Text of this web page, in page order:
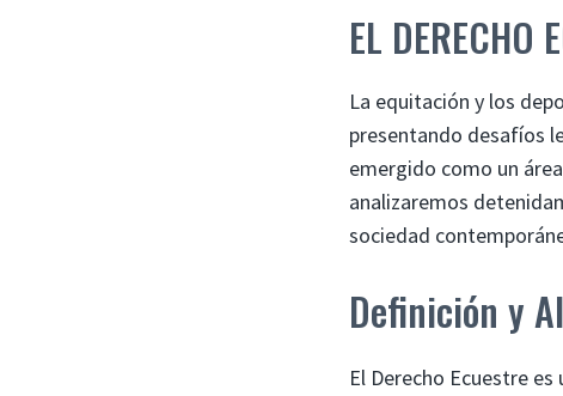
EL DERECHO
La equitación y los
presentando desafíos
emergido como un
analizaremos
sociedad
Definición y
El Derecho Ecuestre